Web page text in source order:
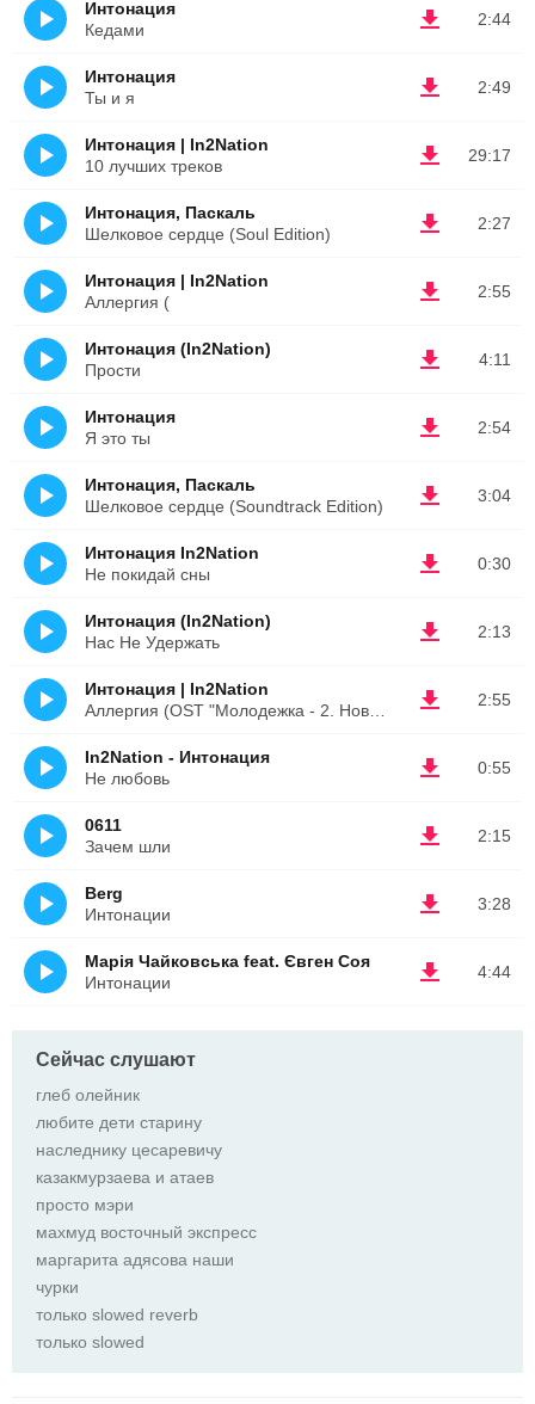
2:44
Интонация
Кедами
2:49
Интонация
Ты и я
29:17
Интонация | In2Nation
10 лучших треков
2:27
Интонация, Паскаль
Шелковое сердце (Soul Edition)
2:55
Интонация | In2Nation
Аллергия (
4:11
Интонация (In2Nation)
Прости
2:54
Интонация
Я это ты
3:04
Интонация, Паскаль
Шелковое сердце (Soundtrack Edition)
0:30
Интонация In2Nation
Не покидай сны
2:13
Интонация (In2Nation)
Нас Не Удержать
2:55
Интонация | In2Nation
0:55
In2Nation - Интонация
Не любовь
2:15
0611
Зачем шли
3:28
Berg
Интонации
4:44
Марія Чайковська feat. Євген Соя
Интонации
Сейчас слушают
глеб олейник
любите дети старину
наследнику цесаревичу
казакмурзаева и атаев
просто мэри
махмуд восточный экспресс
маргарита адясова наши
чурки
только slowed reverb
только slowed